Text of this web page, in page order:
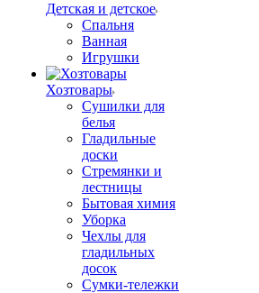
Детская и детское
Спальня
Ванная
Игрушки
Хозтовары
Сушилки для
белья
Гладильные
доски
Стремянки и
лестницы
Бытовая химия
Уборка
Чехлы для
гладильных
досок
Сумки-тележки